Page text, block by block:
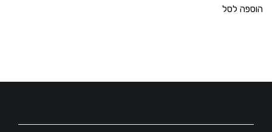
הוספה לסל